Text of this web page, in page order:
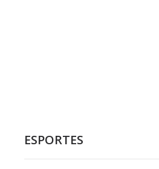
ESPORTES